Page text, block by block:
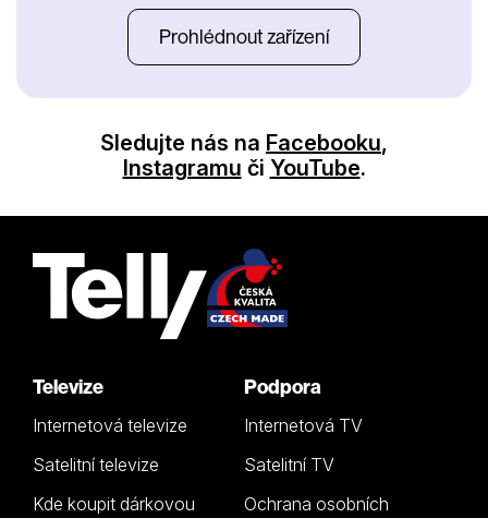
Prohlédnout zařízení
Sledujte nás na Facebooku,
Instagramu či YouTube.
Televize
Internetová televize
Satelitní televize
Kde koupit dárkovou
Podpora
Internetová TV
Satelitní TV
Ochrana osobních